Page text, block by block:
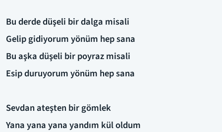
Bu derde düşeli bir dalga misali
Gelip gidiyorum yönüm hep sana
Bu aşka düşeli bir poyraz misali
Esip duruyorum yönüm hep sana
Sevdan ateşten bir gömlek
Yana yana yana yandım kül oldum